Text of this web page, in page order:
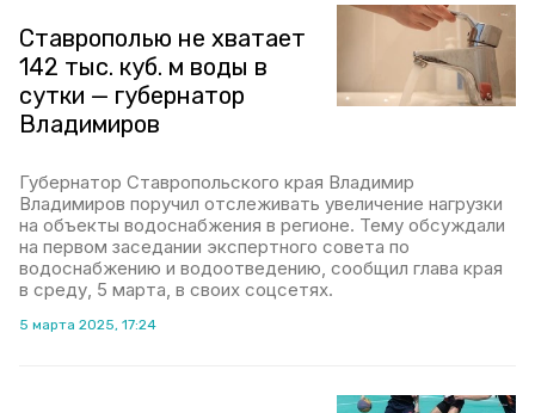
Ставрополью не хватает
142 тыс. куб. м воды в
сутки — губернатор
Владимиров
Губернатор Ставропольского края Владимир
Владимиров поручил отслеживать увеличение нагрузки
на объекты водоснабжения в регионе. Тему обсуждали
на первом заседании экспертного совета по
водоснабжению и водоотведению, сообщил глава края
в среду, 5 марта, в своих соцсетях.
5 марта 2025, 17:24